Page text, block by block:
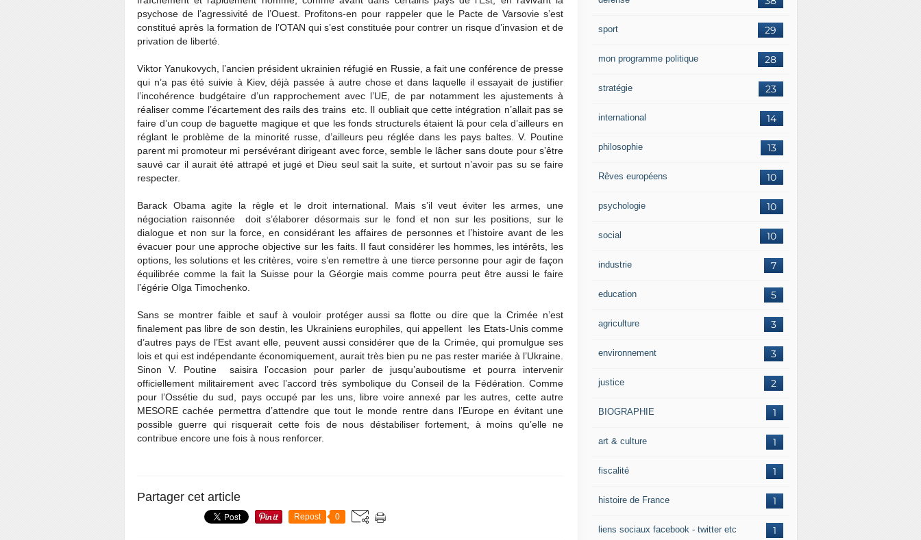
psychose de l’agressivité de l’Ouest. Profitons-en pour rappeler que le Pacte de Varsovie s’est
constitué après la formation de l’OTAN qui s’est constituée pour contrer un risque d’invasion et de
privation de liberté.
Viktor Yanukovych, l’ancien président ukrainien réfugié en Russie, a fait une conférence de presse
qui n’a pas été suivie à Kiev, déjà passée à autre chose et dans laquelle il essayait de justifier
l’incohérence budgétaire d’un rapprochement avec l’UE, de par notamment les ajustements à
réaliser comme l’écartement des rails des trains etc. Il oubliait que cette intégration n’allait pas se
faire d’un coup de baguette magique et que les fonds structurels étaient là pour cela d’ailleurs en
réglant le problème de la minorité russe, d’ailleurs peu réglée dans les pays baltes. V. Poutine
parent mi promoteur mi persévérant dirigeant avec force, semble le lâcher sans doute pour s’être
sauvé car il aurait été attrapé et jugé et Dieu seul sait la suite, et surtout n’avoir pas su se faire
respecter.
Barack Obama agite la règle et le droit international. Mais s’il veut éviter les armes, une
négociation raisonnée doit s’élaborer désormais sur le fond et non sur les positions, sur le
dialogue et non sur la force, en considérant les affaires de personnes et l’histoire avant de les
évacuer pour une approche objective sur les faits. Il faut considérer les hommes, les intérêts, les
options, les solutions et les critères, voire s’en remettre à une tierce personne pour agir de façon
équilibrée comme la fait la Suisse pour la Géorgie mais comme pourra peut être aussi le faire
l’égérie Olga Timochenko.
Sans se montrer faible et sauf à vouloir protéger aussi sa flotte ou dire que la Crimée n’est
finalement pas libre de son destin, les Ukrainiens europhiles, qui appellent les Etats-Unis comme
d’autres pays de l’Est avant elle, peuvent aussi considérer que de la Crimée, qui promulgue ses
lois et qui est indépendante économiquement, aurait très bien pu ne pas rester mariée à l’Ukraine.
Sinon V. Poutine saisira l’occasion pour parler de jusqu’auboutisme et pourra intervenir
officiellement militairement avec l’accord très symbolique du Conseil de la Fédération. Comme
pour l’Ossétie du sud, pays occupé par les uns, libre voire annexé par les autres, cette autre
MESORE cachée permettra d’attendre que tout le monde rentre dans l’Europe en évitant une
possible guerre qui risquerait cette fois de nous déstabiliser fortement, à moins qu’elle ne
contribue encore une fois à nous renforcer.
Partager cet article
Repost 0
29
sport
28
mon programme politique
23
stratégie
14
international
13
philosophie
10
Rêves européens
10
psychologie
10
social
7
industrie
5
education
3
agriculture
3
environnement
2
justice
1
BIOGRAPHIE
1
art & culture
1
fiscalité
1
histoire de France
1
liens sociaux facebook - twitter etc